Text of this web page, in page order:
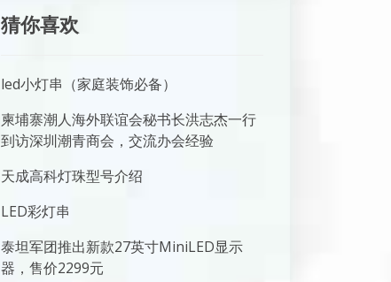
猜你喜欢
led小灯串（家庭装饰必备）
柬埔寨潮人海外联谊会秘书长洪志杰一行
到访深圳潮青商会，交流办会经验
天成高科灯珠型号介绍
LED彩灯串
泰坦军团推出新款27英寸MiniLED显示
器，售价2299元